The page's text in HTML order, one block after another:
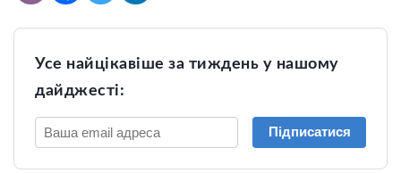
Усе найцікавіше за тиждень у нашому
дайджесті:
Підписатися